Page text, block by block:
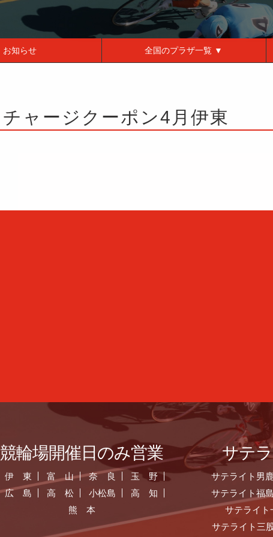
お知らせ 全国のプラザ一覧 ▼
チャージクーポン4月伊東
競輪場開催日のみ営業
伊 東 富 山 奈 良
玉 野
広 島
高 松 小松島
高 知
熊 本
サテ
サテライト男
サテライト福
サテライト
サテライト三